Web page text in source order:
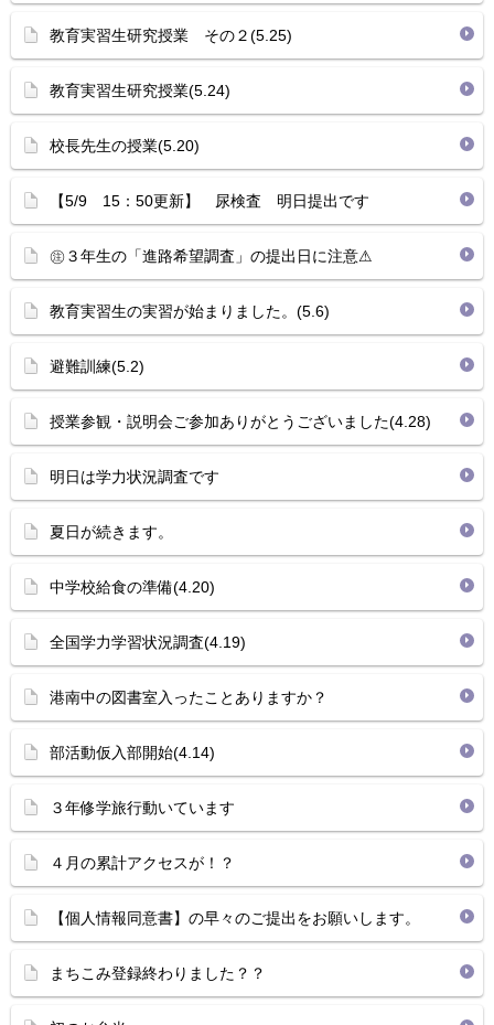
教育実習生研究授業 その２(5.25)
教育実習生研究授業(5.24)
校長先生の授業(5.20)
【5/9 15：50更新】 尿検査 明日提出です
㊟３年生の「進路希望調査」の提出日に注意⚠
教育実習生の実習が始まりました。(5.6)
避難訓練(5.2)
授業参観・説明会ご参加ありがとうございました(4.28)
明日は学力状況調査です
夏日が続きます。
中学校給食の準備(4.20)
全国学力学習状況調査(4.19)
港南中の図書室入ったことありますか？
部活動仮入部開始(4.14)
３年修学旅行動いています
４月の累計アクセスが！？
【個人情報同意書】の早々のご提出をお願いします。
まちこみ登録終わりました？？